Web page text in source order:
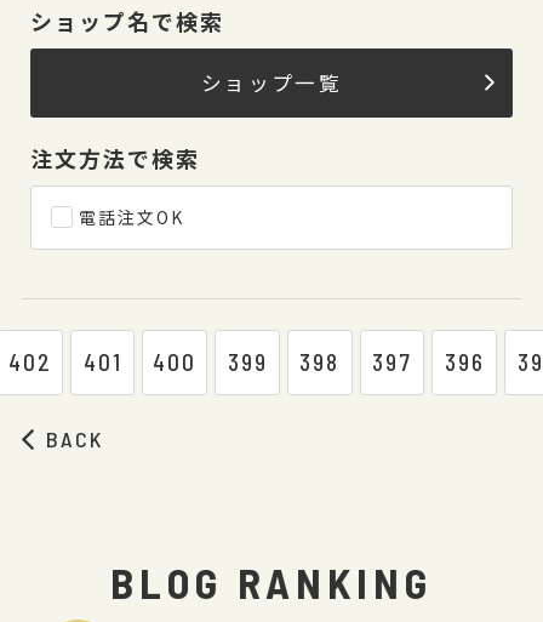
ショップ名で検索
ショップ一覧
注文方法で検索
電話注文OK
BACK
402 401 400 399 398 397 396
BLOG RANKING